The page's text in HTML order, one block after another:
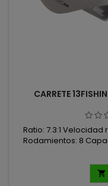
CARRETE
Ratio: 7.3:1 Velocidad
Rodamientos: 8
